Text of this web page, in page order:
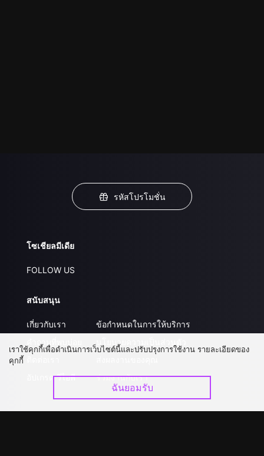
รหัสโปรโมชั่น
โซเชียลมีเดีย
FOLLOW US
สนับสนุน
เกี่ยวกับเรา
คำถามที่พบบ่อย
อัปเกรด วีไอพี
ข้อกำหนดในการให้บริการ
นโยบายความเป็นส่วนตัว
ร่วมงานกับเรา
เราใช้คุกกี้เพื่อดำเนินการเว็บไซต์นี้และปรับปรุงการใช้งาน รายละเอียดของ
คุกกี้
ฉันยอมรับ